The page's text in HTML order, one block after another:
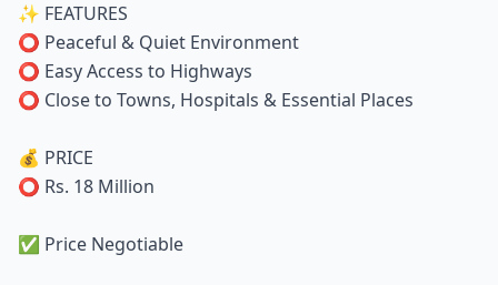
✨ FEATURES
⭕ Peaceful & Quiet Environment
⭕ Easy Access to Highways
⭕ Close to Towns, Hospitals & Essential Places
💰 PRICE
⭕ Rs. 18 Million
✅ Price Negotiable